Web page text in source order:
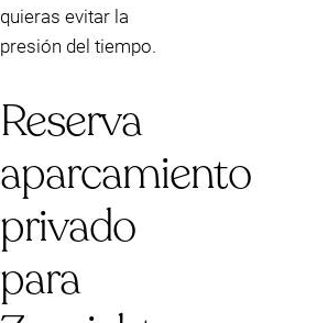
quieras evitar la
presión del tiempo.
Reserva
aparcamiento
privado
para